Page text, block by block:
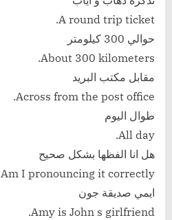
A round trip ticket.
حوالي 300 كيلومتر
About 300 kilometers.
مقابل مكتب البريد
Across from the post office.
طوال اليوم
All day.
هل انا الفظها بشكل صحيح
Am I pronouncing it correctly?
ايمي صديقة جون
Amy is John s girlfriend.